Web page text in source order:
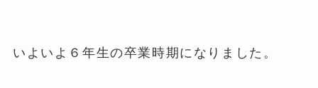
いよいよ６年生の卒業時期になりました。